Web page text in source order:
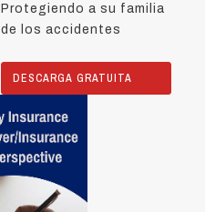
Protegiendo a su familia
de los accidentes
DESCARGA GRATUITA